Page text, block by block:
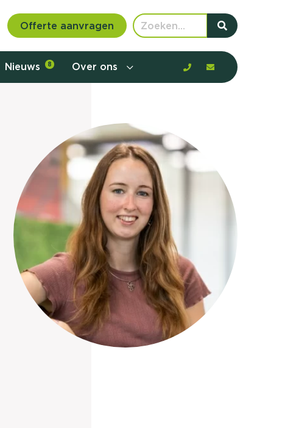
Offerte aanvragen
communicatie en aanbod door de
journey, de barrières en gedrag in kaart te
Benieuwd hoe?
Nieuws 8 Over ons